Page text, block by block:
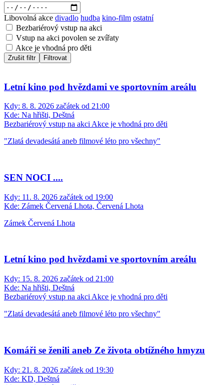
Libovolná akce divadlo hudba kino-film ostatní
Bezbariérový vstup na akci
Vstup na akci povolen se zvířaty
Akce je vhodná pro děti
Zrušit filtr Filtrovat
Letní kino pod hvězdami ve sportovním areálu
Kdy: 8. 8. 2026 začátek od 21:00
Kde: Na hřišti, Deštná
Bezbariérový vstup na akci Akce je vhodná pro děti
"Zlatá devadesátá aneb filmové léto pro všechny"
SEN NOCI ....
Kdy: 11. 8. 2026 začátek od 19:00
Kde: Zámek Červená Lhota, Červená Lhota
Zámek Červená Lhota
Letní kino pod hvězdami ve sportovním areálu
Kdy: 15. 8. 2026 začátek od 21:00
Kde: Na hřišti, Deštná
Bezbariérový vstup na akci Akce je vhodná pro děti
"Zlatá devadesátá aneb filmové léto pro všechny"
Komáři se ženili aneb Ze života obtížného hmyzu
Kdy: 21. 8. 2026 začátek od 19:30
Kde: KD, Deštná